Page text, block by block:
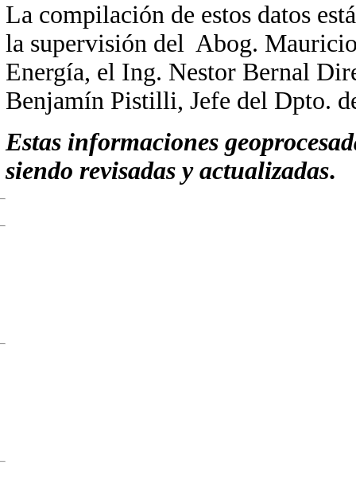
La compilación de estos datos
la supervisión del Abog.
Energía, el Ing. Nestor Bernal
Benjamín Pistilli, Jefe del Dpto.
Estas informaciones
siendo revisadas y actualizadas.